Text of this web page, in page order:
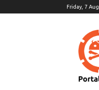
Friday, 7